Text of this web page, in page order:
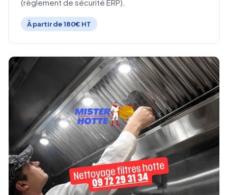
(règlement de sécurité ERP).
À partir de 180€ HT